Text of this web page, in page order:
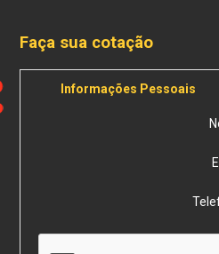
Faça sua cotação
Informações Pessoais